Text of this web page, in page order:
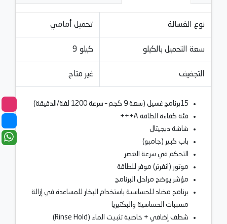
نوع الغسالة تحميل أمامي
سعة التحميل بالكيلو 9 كيلو
التجفيف غير متاح
15برنامج غسيل (سعة 9 كجم – سرعة 1200 لفة/الدقيقة)
فئة كفاءة الطاقة A+++
شاشة ديجيتال
باب كبير (جامبو)
التحكم في سرعة العصر
موتور (انفرتر) موفر للطاقة
مؤشر يوضح مراحل البرنامج
برنامج مضاد للحساسية باستخدام البخار للمساعدة في إزالة
مسببات الحساسية والبكتيريا
شطف إضافي + خاصية تثبيت الماء (Rinse Hold)